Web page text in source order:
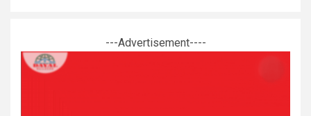
---Advertisement----